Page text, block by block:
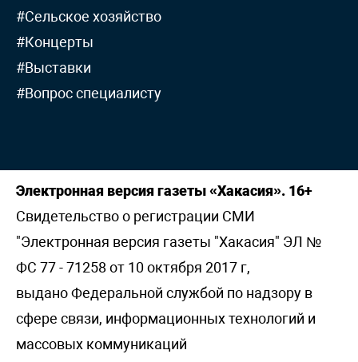
#Сельское хозяйство
#Концерты
#Выставки
#Вопрос специалисту
Электронная версия газеты «Хакасия». 16+
Свидетельство о регистрации СМИ
"Электронная версия газеты "Хакасия" ЭЛ №
ФС 77 - 71258 от 10 октября 2017 г,
выдано Федеральной службой по надзору в
сфере связи, информационных технологий и
массовых коммуникаций